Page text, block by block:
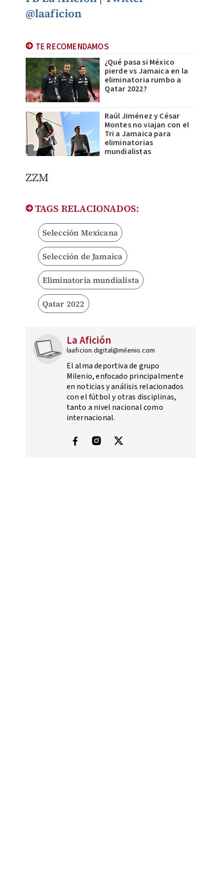
@laaficion
TE RECOMENDAMOS
¿Qué pasa si México
pierde vs Jamaica en la
eliminatoria rumbo a
Qatar 2022?
Raúl Jiménez y César
Montes no viajan con el
Tri a Jamaica para
eliminatorias
mundialistas
ZZM
TAGS RELACIONADOS:
Selección Mexicana
Selección de Jamaica
Eliminatoria mundialista
Qatar 2022
La Afición
laaficion.digital@milenio.com
El alma deportiva de grupo
Milenio, enfocado principalmente
en noticias y análisis relacionados
con el fútbol y otras disciplinas,
tanto a nivel nacional como
internacional.